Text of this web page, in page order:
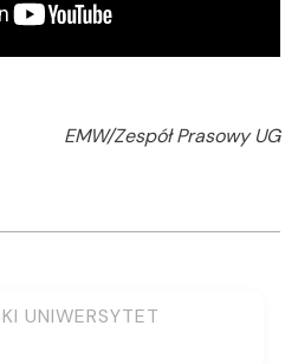
EMW/Zespół Prasowy UG
UNIWERSYTET